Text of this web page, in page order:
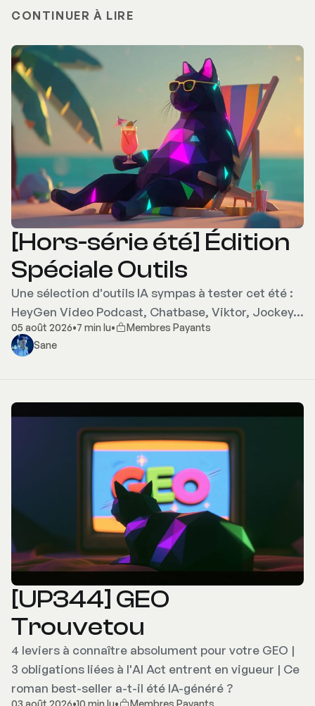
CONTINUER À LIRE
[Hors-série été] Édition
Spéciale Outils
Une sélection d'outils IA sympas à tester cet été :
HeyGen Video Podcast, Chatbase, Viktor, Jockey…
05 août 2026•7 min lu•
Membres Payants
Sane
[UP344] GEO
Trouvetou
4 leviers à connaître absolument pour votre GEO |
3 obligations liées à l'AI Act entrent en vigueur | Ce
roman best-seller a-t-il été IA-généré ?
03 août 2026•10 min lu• Membres Payants